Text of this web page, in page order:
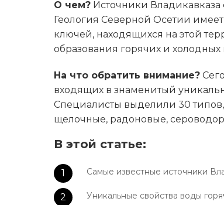
О чем? Источники
Геология Северной Осетии
ключей, находящихся на этой
образования горячих и холодных
На что обратить внимание?
входящих в знаменитый
Специалисты выделили 30
щелочные, радоновые,
В этой статье:
Самые известные источники
Уникальные свойства воды